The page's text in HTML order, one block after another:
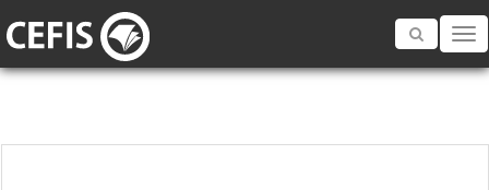
Toggle